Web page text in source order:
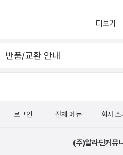
져서 좋았어요. 오랜만에 읽는 일본
처럼 더울때 더더욱 쉬원한 맥주와
늒져지지 않는 로맨스.이제는 액자
까... 일반문학 (5권) 풍자적인 우
서 읽고 소장하면 좋겠다는 생각이
비교해보면 훨씬 좋을것 같아요. 읽
다가 책을 넘기면서 눈에 들어온 작
께 살아서인지 곰과 닮았어요.ㅎㅎ)
들지만 마음만은 따뜻하고 행복해
의 경우였다면 '두 친구 이야기'의
도 하고, 감동적이도 해서 눈물이 나
화로 악을 써댄 독서회원 덕분에 요
니다. 요건 남편이 해준 선물이라
데어제 드디어 거실 창에 짝으로 완
는 고리가 많이 빠져서 제대로 걸 수
넣어 마무리했어요.누가?내가요!!
거에요.^^저 커튼이 우리 큰딸 낳
ㅋㅋ 거실 전면에 있던 잡동사니
센티 세로 120센티 책꽂이를 맞춰
더보기
반품/교환 안내
로그인 전체 메뉴 회사 소
(주)알라딘커뮤